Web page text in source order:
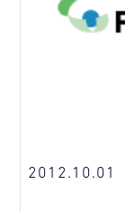
2012.10.01